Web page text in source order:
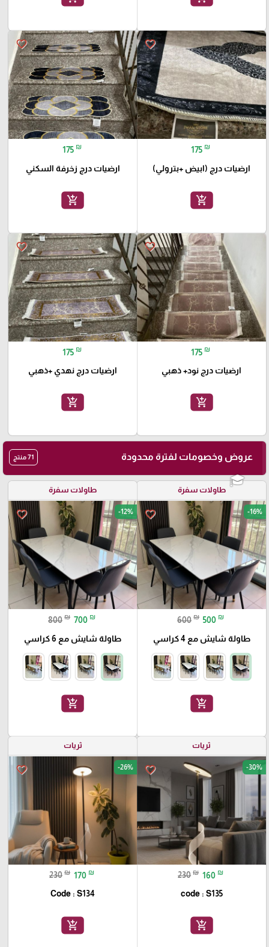
🎓
favorite_border
175 ₪
ارضيات درج (ابيض +بترولي)
add_shopping_cart
favorite_border
175 ₪
ارضيات درج زخرفة السكني
add_shopping_cart
favorite_border
175 ₪
ارضيات درج نود+ ذهبي
add_shopping_cart
favorite_border
175 ₪
ارضيات درج نهدي +ذهبي
add_shopping_cart
عروض وخصومات لفترة محدودة 71 منتج
طاولات سفرة
favorite_border -16%
600 ₪ 500 ₪
طاولة شايش مع 4 كراسي
add_shopping_cart
طاولات سفرة
favorite_border -12%
800 ₪ 700 ₪
طاولة شايش مع 6 كراسي
add_shopping_cart
ثريات
favorite_border -30%
230 ₪ 160 ₪
code : S135
add_shopping_cart
ثريات
favorite_border -26%
230 ₪ 170 ₪
Code : S134
add_shopping_cart